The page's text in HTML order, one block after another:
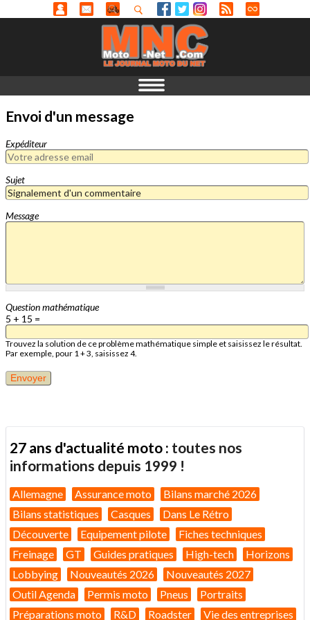
Envoi d'un message
Expéditeur
Sujet
Message
Question mathématique
5 + 15 =
Trouvez la solution de ce problème mathématique simple et saisissez le résultat.
Par exemple, pour 1 + 3, saisissez 4.
27 ans d'actualité moto : toutes nos
informations depuis 1999 !
Allemagne Assurance moto
Bilans marché 2026
Bilans statistiques
Casques
Dans Le Rétro
Découverte
Equipement pilote
Fiches techniques
Freinage
GT Guides pratiques High-tech
Horizons
Lobbying
Nouveautés 2026
Nouveautés 2027
Outil Agenda
Permis moto Pneus
Portraits
Préparations moto
R&D Roadster Vie des entreprises